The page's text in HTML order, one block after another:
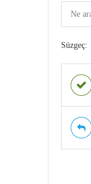
Süzgeç: